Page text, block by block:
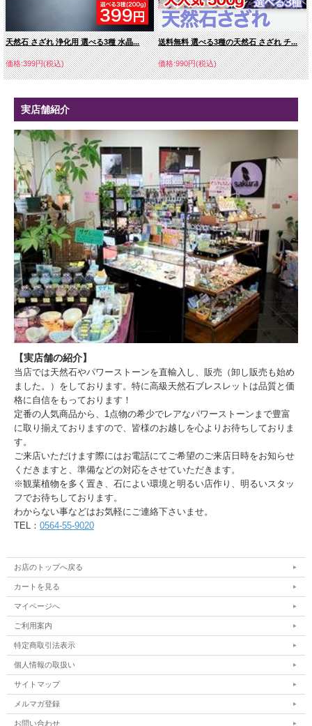
天然石 さざれ 浄化用 選べる3種 水晶...
価格:399円(税込)
送料無料 選べる3種の天然石 さざれ チ...
価格:990円(税込)
実店舗紹介
【実店舗の紹介】
当店では天然石やパワーストーンを直輸入し、販売（卸し販売も始め
ました。）をしております。特に高級天然石ブレスレットは品質と価
格に自信をもっております！
定番の人気商品から、1点物の希少でレアなパワーストーンまで豊富
に取り揃えておりますので、皆様のお越しを心よりお待ちしておりま
す。
ご来店いただけます際にはお電話にてご希望のご来店日時をお知らせ
くだきますと、準備などの対応をさせていただきます。
※観葉植物を多く置き、石によい環境と明るい店作り、明るいスタッ
フでお待ちしております。
わからない事などはお気軽にご連絡下さいませ。
TEL： 0564-55-9020
お店のトップへ戻る
カートを見る
マイページへ
ご利用案内
特定商取引法表示
個人情報の取扱い
サイトマップ
メルマガ登録
お問い合わせ